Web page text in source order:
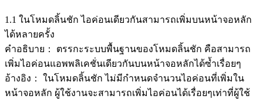
1.1 ในโหมดลิ้นชัก ไอค่อนเดียวกันสามารถเพิ่มบนหน้าจอหลัก
ได้หลายครั้ง
คำอธิบาย： ตรรกะระบบพื้นฐานของโหมดลิ้นชัก คือสามารถ
เพิ่มไอค่อนแอพพลิเคชั่นเดียวกันบนหน้าจอหลักได้ซ้ำเรื่อยๆ
อ้างอิง： ในโหมดลิ้นชัก ไม่มีกำหนดจำนวนไอค่อนที่เพิ่มใน
หน้าจอหลัก ผู้ใช้งานจะสามารถเพิ่มไอค่อนได้เรื่อยๆเท่าที่ผู้ใช้